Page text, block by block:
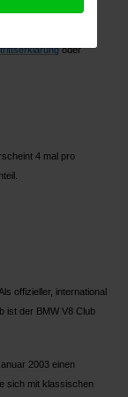
trittserklärungoder
4 mal pro
offizieller, international
ist der BMW V8 Club
2003 einen
sich mit klassischen